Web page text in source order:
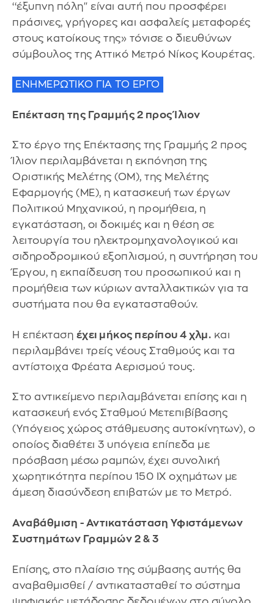
‘‘έξυπνη πόλη'' είναι αυτή που προσφέρει
πράσινες, γρήγορες και ασφαλείς μεταφορές
στους κατοίκους της» τόνισε ο διευθύνων
σύμβουλος της Αττικό Μετρό Νίκος Κουρέτας.
ΕΝΗΜΕΡΩΤΙΚΟ ΓΙΑ ΤΟ ΕΡΓΟ
Επέκταση της Γραμμής 2 προς Ίλιον
Στο έργο της Επέκτασης της Γραμμής 2 προς
Ίλιον περιλαμβάνεται η εκπόνηση της
Οριστικής Μελέτης (ΟΜ), της Μελέτης
Εφαρμογής (ΜΕ), η κατασκευή των έργων
Πολιτικού Μηχανικού, η προμήθεια, η
εγκατάσταση, οι δοκιμές και η θέση σε
λειτουργία του ηλεκτρομηχανολογικού και
σιδηροδρομικού εξοπλισμού, η συντήρηση του
Έργου, η εκπαίδευση του προσωπικού και η
προμήθεια των κύριων ανταλλακτικών για τα
συστήματα που θα εγκατασταθούν.
Η επέκταση έχει μήκος περίπου 4 χλμ. και
περιλαμβάνει τρείς νέους Σταθμούς και τα
αντίστοιχα Φρέατα Αερισμού τους.
Στο αντικείμενο περιλαμβάνεται επίσης και η
κατασκευή ενός Σταθμού Μετεπιβίβασης
(Υπόγειος χώρος στάθμευσης αυτοκίνητων), ο
οποίος διαθέτει 3 υπόγεια επίπεδα με
πρόσβαση μέσω ραμπών, έχει συνολική
χωρητικότητα περίπου 150 ΙΧ οχημάτων με
άμεση διασύνδεση επιβατών με το Μετρό.
Αναβάθμιση - Αντικατάσταση Υφιστάμενων
Συστημάτων Γραμμών 2 & 3
Επίσης, στο πλαίσιο της σύμβασης αυτής θα
αναβαθμισθεί / αντικατασταθεί το σύστημα